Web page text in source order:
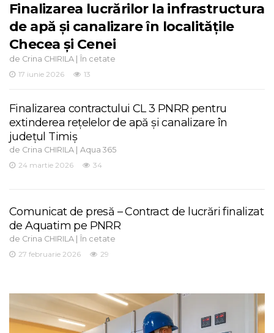
Finalizarea lucrărilor la infrastructura
de apă și canalizare în localitățile
Checea și Cenei
de Crina CHIRILA | În cetate
17 iunie 2026
13
Finalizarea contractului CL 3 PNRR pentru
extinderea rețelelor de apă și canalizare în
județul Timiș
de Crina CHIRILA | Aqua 365
24 martie 2026
34
Comunicat de presă – Contract de lucrări finalizat
de Aquatim pe PNRR
de Crina CHIRILA | În cetate
27 februarie 2026
29